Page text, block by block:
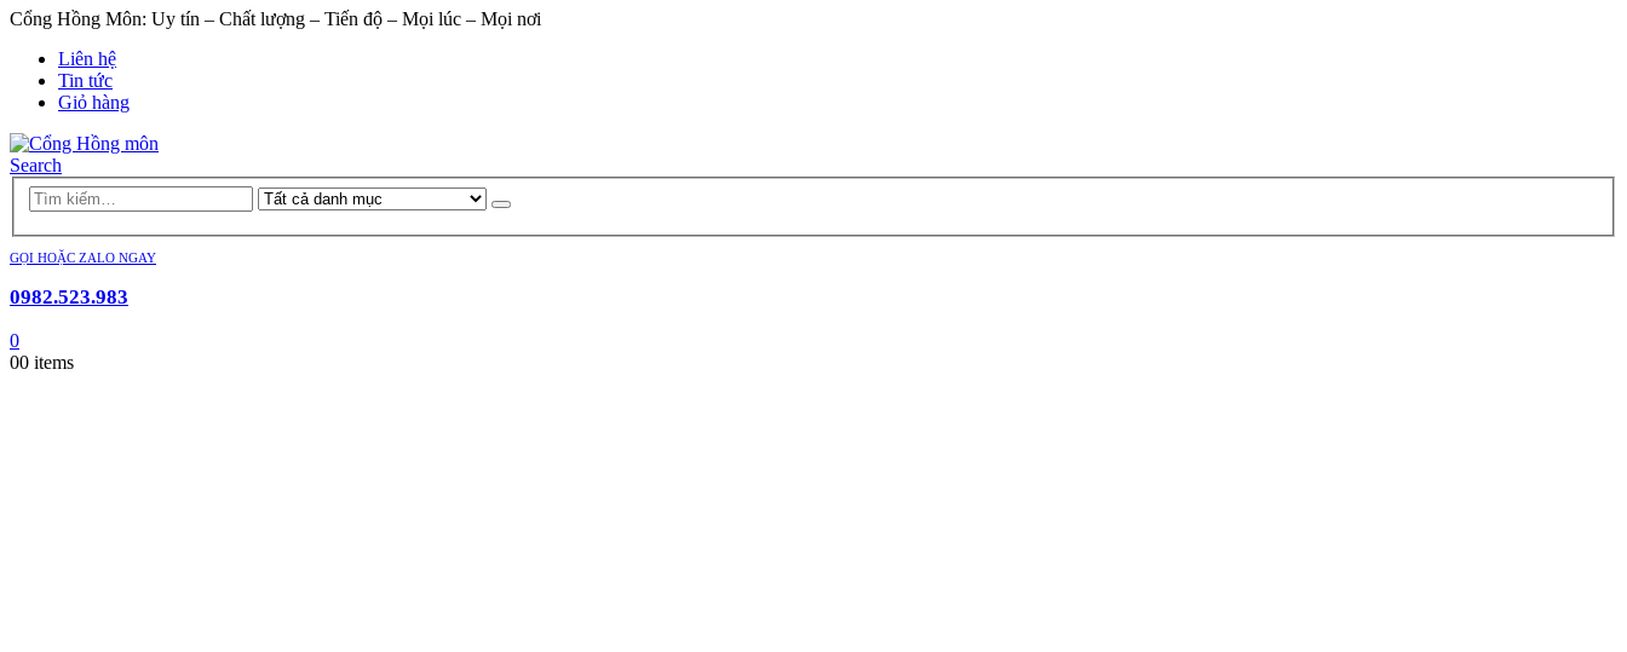
Cổng Hồng Môn: Uy tín – Chất lượng – Tiến độ – Mọi lúc – Mọi nơi
Liên hệ
Tin tức
Giỏ hàng
Search
GỌI HOẶC ZALO NGAY
0982.523.983
0
00 items